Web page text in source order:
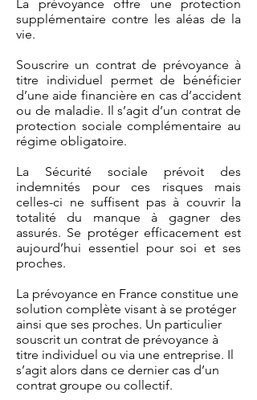
La prévoyance offre une protection
supplémentaire contre les aléas de la
vie.
Souscrire un contrat de prévoyance à
titre individuel permet de bénéficier
d’une aide financière en cas d’accident
ou de maladie. Il s’agit d’un contrat de
protection sociale complémentaire au
régime obligatoire.
La Sécurité sociale prévoit des
indemnités pour ces risques mais
celles-ci ne suffisent pas à couvrir la
totalité du manque à gagner des
assurés. Se protéger efficacement est
aujourd’hui essentiel pour soi et ses
proches.
La prévoyance en France constitue une
solution complète visant à se protéger
ainsi que ses proches. Un particulier
souscrit un contrat de prévoyance à
titre individuel ou via une entreprise. Il
s’agit alors dans ce dernier cas d’un
contrat groupe ou collectif.